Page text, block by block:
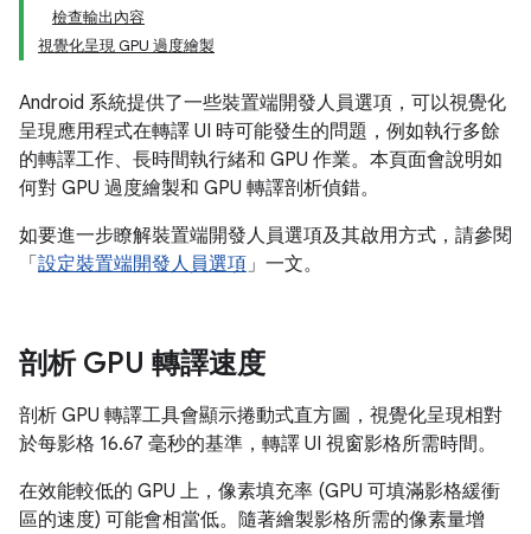
檢查輸出內容
視覺化呈現 GPU 過度繪製
Android 系統提供了一些裝置端開發人員選項，可以視覺化
呈現應用程式在轉譯 UI 時可能發生的問題，例如執行多餘
的轉譯工作、長時間執行緒和 GPU 作業。本頁面會說明如
何對 GPU 過度繪製和 GPU 轉譯剖析偵錯。
如要進一步瞭解裝置端開發人員選項及其啟用方式，請參閱
「 設定裝置端開發人員選項」一文。
剖析 GPU 轉譯速度
剖析 GPU 轉譯工具會顯示捲動式直方圖，視覺化呈現相對
於每影格 16.67 毫秒的基準，轉譯 UI 視窗影格所需時間。
在效能較低的 GPU 上，像素填充率 (GPU 可填滿影格緩衝
區的速度) 可能會相當低。隨著繪製影格所需的像素量增